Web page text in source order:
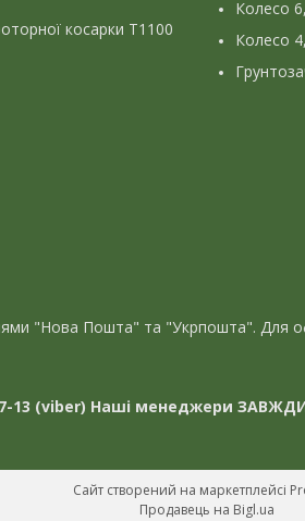
косарки Т1100
Колесо
Колесо
"Нова Пошта" та "Укрпошта".
13 (viber) Наші менеджери ЗАВЖДИ
Сайт створений на маркетплейсі
Продавець на Bigl.ua